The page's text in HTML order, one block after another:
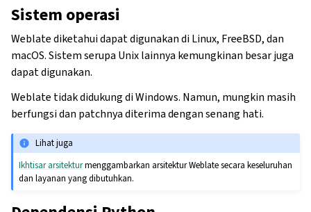
Sistem operasi
Weblate diketahui dapat digunakan di Linux, FreeBSD, dan
macOS. Sistem serupa Unix lainnya kemungkinan besar juga
dapat digunakan.
Weblate tidak didukung di Windows. Namun, mungkin masih
berfungsi dan patchnya diterima dengan senang hati.
Lihat juga
Ikhtisar arsitekturmenggambarkan arsitektur Weblate secara keseluruhan
dan layanan yang dibutuhkan.